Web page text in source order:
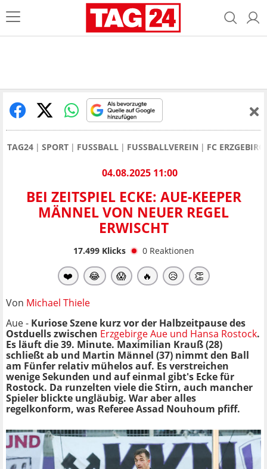
TAG24 SPORT FUSSBALL FUSSBALLVEREIN FC
04.08.2025 11:00
BEI ZEITSPIEL ECKE: AUE-KEEPER
MÄNNEL VON NEUER REGEL
ERWISCHT
17.499Klicks 0 Reaktionen
❤️ 😂 😱 🔥 😥 👏
Von Michael Thiele
Aue - Kuriose Szene kurz vor der Halbzeitpause des
Ostduells zwischen Erzgebirge Aue und Hansa Rostock.
Es läuft die 39. Minute. Maximilian Krauß (28)
schließt ab und Martin Männel (37) nimmt den Ball
am Fünfer relativ mühelos auf. Es verstreichen
wenige Sekunden und auf einmal gibt's Ecke für
Rostock. Da runzelten viele die Stirn, auch mancher
Spieler blickte ungläubig. War aber alles
regelkonform, was Referee Assad Nouhoum pfiff.